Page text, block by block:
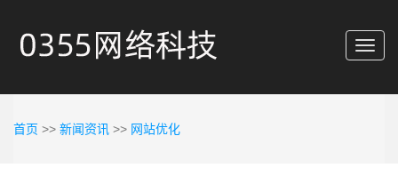
首页 >> 新闻资讯 >> 网站优化